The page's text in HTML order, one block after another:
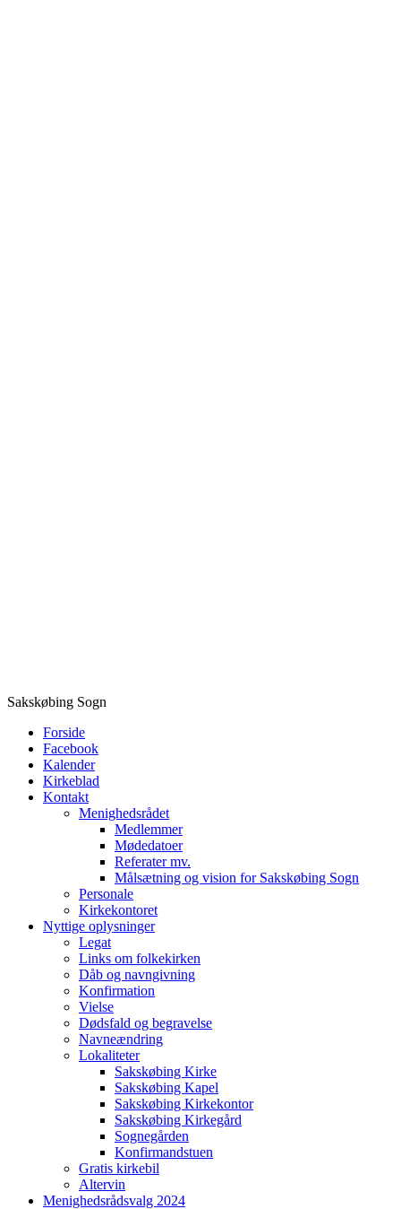
Sakskøbing Sogn
Forside
Facebook
Kalender
Kirkeblad
Kontakt
Menighedsrådet
Medlemmer
Mødedatoer
Referater mv.
Målsætning og vision for Sakskøbing Sogn
Personale
Kirkekontoret
Nyttige oplysninger
Legat
Links om folkekirken
Dåb og navngivning
Konfirmation
Vielse
Dødsfald og begravelse
Navneændring
Lokaliteter
Sakskøbing Kirke
Sakskøbing Kapel
Sakskøbing Kirkekontor
Sakskøbing Kirkegård
Sognegården
Konfirmandstuen
Gratis kirkebil
Altervin
Menighedsrådsvalg 2024